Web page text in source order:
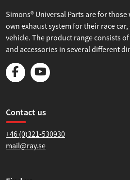
Simons® Universal Parts are for
own exhaust system for their race
vehicle. The product range consists
and accessories in several different
Contact us
+46 (0)321-530930
mail@ray.se